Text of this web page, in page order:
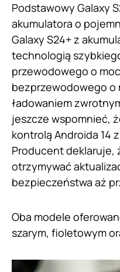
Podstawowy Galaxy
akumulatora o
Galaxy S24+ z
technologią
przewodowego o
bezprzewodowego o
ładowaniem
jeszcze wspomnieć,
kontrolą Androida 14 z
Producent deklaruje,
otrzymywać
bezpieczeństwa aż
Oba modele
szarym, fioletowym